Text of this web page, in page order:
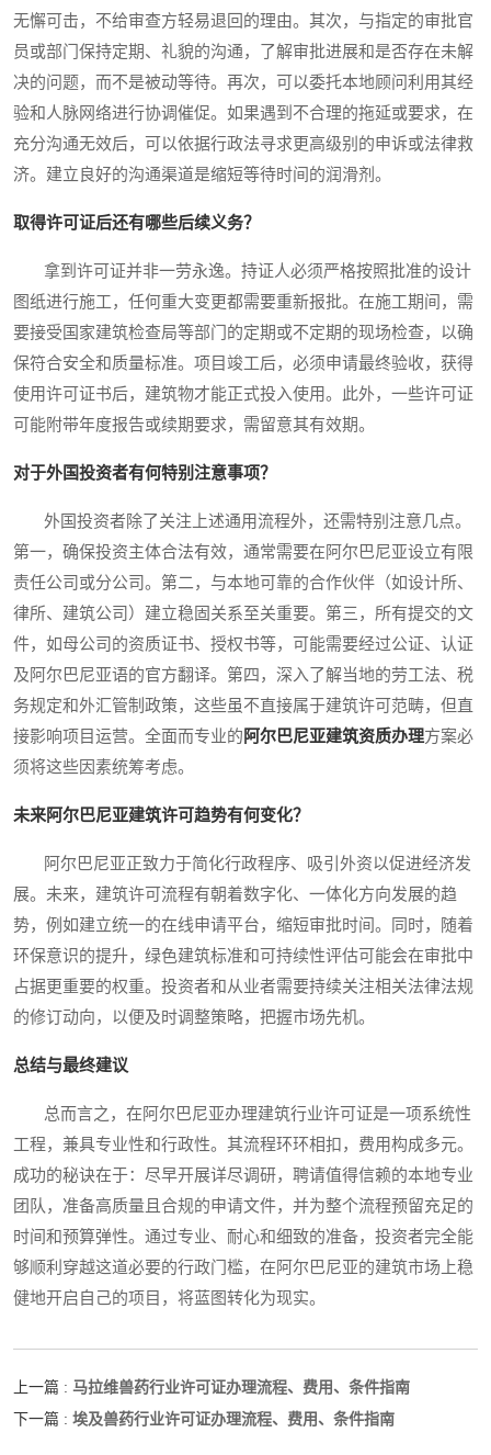
无懈可击，不给审查方轻易退回的理由。其次，与指定的审批官
员或部门保持定期、礼貌的沟通，了解审批进展和是否存在未解
决的问题，而不是被动等待。再次，可以委托本地顾问利用其经
验和人脉网络进行协调催促。如果遇到不合理的拖延或要求，在
充分沟通无效后，可以依据行政法寻求更高级别的申诉或法律救
济。建立良好的沟通渠道是缩短等待时间的润滑剂。
取得许可证后还有哪些后续义务？
拿到许可证并非一劳永逸。持证人必须严格按照批准的设计
图纸进行施工，任何重大变更都需要重新报批。在施工期间，需
要接受国家建筑检查局等部门的定期或不定期的现场检查，以确
保符合安全和质量标准。项目竣工后，必须申请最终验收，获得
使用许可证书后，建筑物才能正式投入使用。此外，一些许可证
可能附带年度报告或续期要求，需留意其有效期。
对于外国投资者有何特别注意事项？
外国投资者除了关注上述通用流程外，还需特别注意几点。
第一，确保投资主体合法有效，通常需要在阿尔巴尼亚设立有限
责任公司或分公司。第二，与本地可靠的合作伙伴（如设计所、
律所、建筑公司）建立稳固关系至关重要。第三，所有提交的文
件，如母公司的资质证书、授权书等，可能需要经过公证、认证
及阿尔巴尼亚语的官方翻译。第四，深入了解当地的劳工法、税
务规定和外汇管制政策，这些虽不直接属于建筑许可范畴，但直
接影响项目运营。全面而专业的阿尔巴尼亚建筑资质办理方案必
须将这些因素统筹考虑。
未来阿尔巴尼亚建筑许可趋势有何变化？
阿尔巴尼亚正致力于简化行政程序、吸引外资以促进经济发
展。未来，建筑许可流程有朝着数字化、一体化方向发展的趋
势，例如建立统一的在线申请平台，缩短审批时间。同时，随着
环保意识的提升，绿色建筑标准和可持续性评估可能会在审批中
占据更重要的权重。投资者和从业者需要持续关注相关法律法规
的修订动向，以便及时调整策略，把握市场先机。
总结与最终建议
总而言之，在阿尔巴尼亚办理建筑行业许可证是一项系统性
工程，兼具专业性和行政性。其流程环环相扣，费用构成多元。
成功的秘诀在于：尽早开展详尽调研，聘请值得信赖的本地专业
团队，准备高质量且合规的申请文件，并为整个流程预留充足的
时间和预算弹性。通过专业、耐心和细致的准备，投资者完全能
够顺利穿越这道必要的行政门槛，在阿尔巴尼亚的建筑市场上稳
健地开启自己的项目，将蓝图转化为现实。
上一篇 : 马拉维兽药行业许可证办理流程、费用、条件指南
下一篇 : 埃及兽药行业许可证办理流程、费用、条件指南